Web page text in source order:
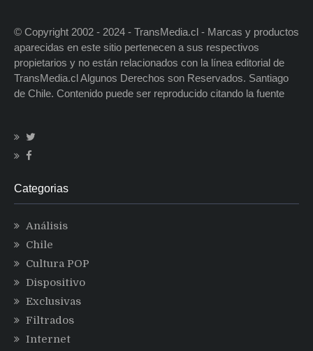
© Copyright 2002 - 2024 - TransMedia.cl - Marcas y productos
aparecidas en este sitio pertenecen a sus respectivos
propietarios y no están relacionados con la línea editorial de
TransMedia.cl Algunos Derechos son Reservados. Santiago
de Chile. Contenido puede ser reproducido citando la fuente
Categorias
Análisis
Chile
Cultura POP
Dispositivo
Exclusivas
Filtrados
Internet